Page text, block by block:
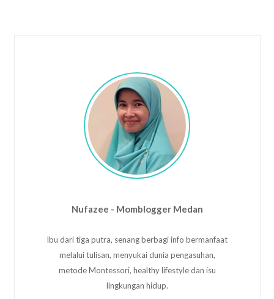
Nufazee - Momblogger Medan
Ibu dari tiga putra, senang berbagi info bermanfaat
melalui tulisan, menyukai dunia pengasuhan,
metode Montessori, healthy lifestyle dan isu
lingkungan hidup.